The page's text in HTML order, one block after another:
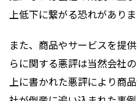
上低下に繋がる恐れがありま
また、商品やサービスを提
らに関する悪評は当然会社
上に書かれた悪評により商